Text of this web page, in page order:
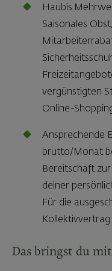
Saisonales
vergünstigten
Online-
Ansprechende
brutto/Monat
Bereitschaft
deiner
Für die
Das bringst du